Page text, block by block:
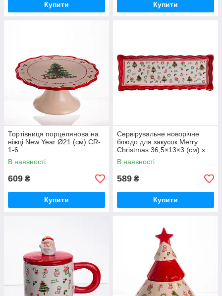
Купити Купити
Тортівниця порцелянова на
ніжці New Year Ø21 (см) CR-
1-6
В наявності
609 ₴
Купити
Сервірувальне новорічне
блюдо для закусок Merry
Christmas 36,5×13×3 (см) з
порцеляни CR-1-16
В наявності
589 ₴
Купити